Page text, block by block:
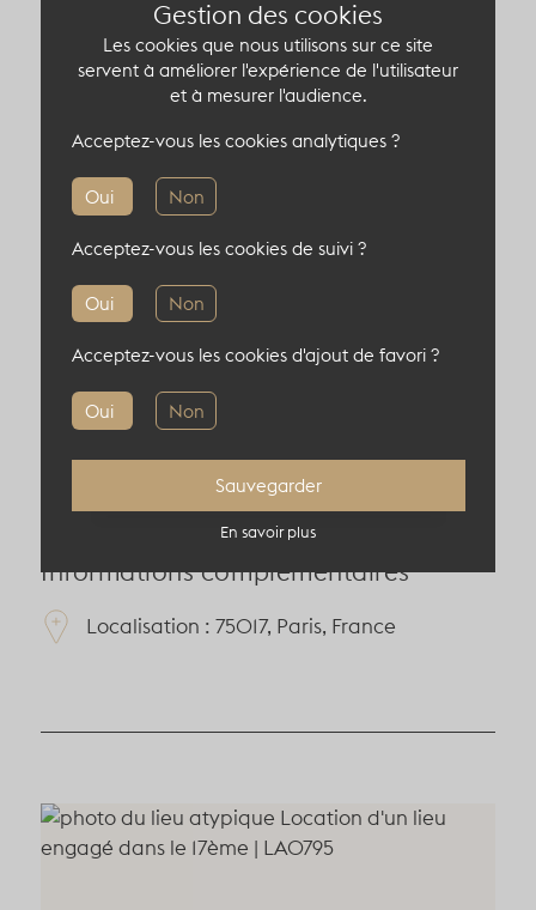
de 150 m² baigné de lumière.Une belle hauteur
sous plafond de 7 mètres et sa verrière : un
espace idéal pour organiser des réunions, des
shootings en éclairage naturel et des cocktails-
dîners.
Capacité du lieu atypique
350 pers en cocktail
130 pers en théâtre
110 pers en diner
Informations complémentaires
Localisation : 75017, Paris, France
Gestion des cookies
Les cookies que nous utilisons sur ce site
servent à améliorer l'expérience de l'utilisateur
et à mesurer l'audience.
Oui Non
Acceptez-vous les cookies analytiques ?
Oui Non
Acceptez-vous les cookies de suivi ?
Oui Non
Acceptez-vous les cookies d'ajout de favori ?
Sauvegarder
En savoir plus